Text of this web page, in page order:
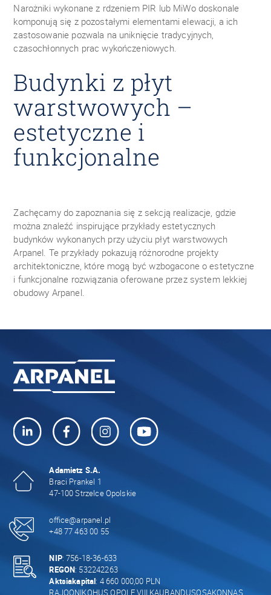
Narożniki wykonane z rdzeniem PIR lub MiWo doskonale
komponują się z pozostałymi elementami elewacji, a ich
zastosowanie pozwala na uniknięcie tradycyjnych,
czasochłonnych prac wykończeniowych.
Budynki z płyt
warstwowych –
estetyczne i
funkcjonalne
Zachęcamy do zapoznania się z sekcją realizacje, gdzie
można znaleźć inspirujące przykłady estetycznych
budynków wykonanych przy użyciu płyt warstwowych
Arpanel. Te przykłady pokazują różnorodne projekty
architektoniczne, które mogą być wzbogacone o estetyczne
i funkcjonalne rozwiązania oferowane przez system lekkiej
obudowy Arpanel.
Adamietz S.A.
Braci Prankel 1
47-100 Strzelce Opolskie
office@arpanel.pl
+48 77 463 00 55
NIP: 756-18-36-633
REGON: 532242263
Aktsiakapital: 4 660 000,00 PLN
RAJOONIKOHUS OPOLE VIII KAUBANDUSOSAKONNAS